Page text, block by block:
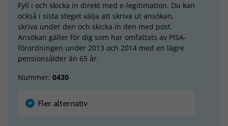
Fyll i och skicka in direkt med e-legitimation. Du kan
också i sista steget välja att skriva ut ansökan,
skriva under den och skicka in den med post.
Ansökan gäller för dig som har omfattats av PISA-
förordningen under 2013 och 2014 med en lägre
pensionsålder än 65 år.
Nummer: 0430
Fler alternativ